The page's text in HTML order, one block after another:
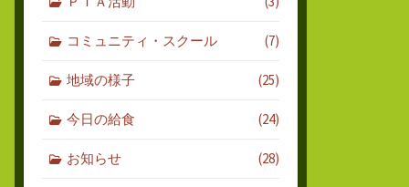
コミュニティ・スクール (7)
地域の様子 (25)
今日の給食 (24)
お知らせ (28)